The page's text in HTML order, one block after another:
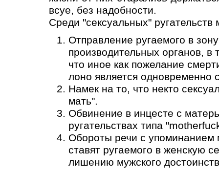
всуе, без надобности.
Среди "сексуальных"
Отправление ругаемого в
производительных органов,
что иное как пожелание
лоно является
Намек на то, что некто
мать".
Обвинение в инцесте с
ругательствах типа
Обороты речи с упоминанием
ставят ругаемого в женскую
лишению мужского